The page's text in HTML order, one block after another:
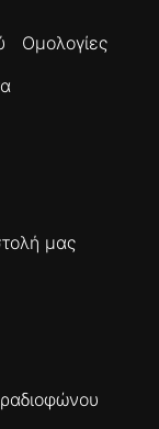
Ομολογίες
μας